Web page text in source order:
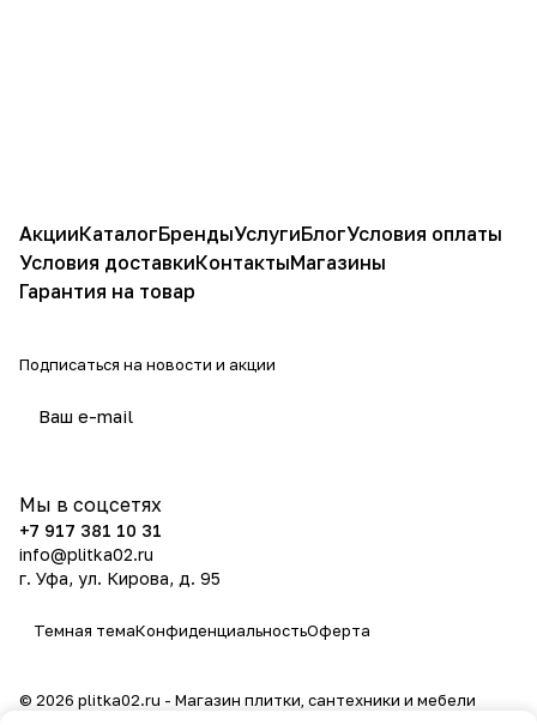
АкцииКаталогБрендыУслугиБлогУсловия оплаты
Условия доставкиКонтактыМагазины
Гарантия на товар
Подписаться на новости и акции
Мы в соцсетях
+7 917 381 10 31
info@plitka02.ru
г. Уфа, ул. Кирова, д. 95
Темная темаКонфиденциальностьОферта
© 2026 plitka02.ru - Магазин плитки, сантехники и мебели